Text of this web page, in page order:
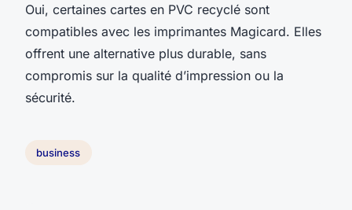
Oui, certaines cartes en PVC recyclé sont
compatibles avec les imprimantes Magicard. Elles
offrent une alternative plus durable, sans
compromis sur la qualité d’impression ou la
sécurité.
business